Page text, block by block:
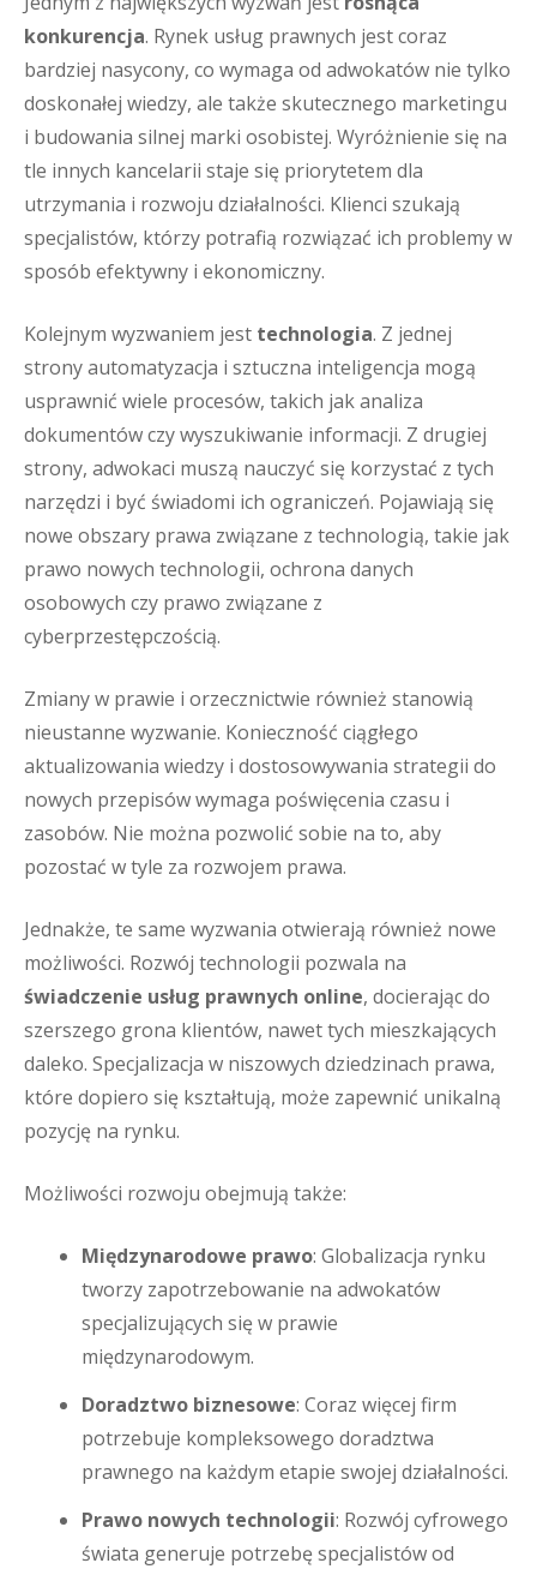
konkurencja. Rynek usług prawnych jest coraz
bardziej nasycony, co wymaga od adwokatów nie tylko
doskonałej wiedzy, ale także skutecznego marketingu
i budowania silnej marki osobistej. Wyróżnienie się na
tle innych kancelarii staje się priorytetem dla
utrzymania i rozwoju działalności. Klienci szukają
specjalistów, którzy potrafią rozwiązać ich problemy w
sposób efektywny i ekonomiczny.
Kolejnym wyzwaniem jest technologia. Z jednej
strony automatyzacja i sztuczna inteligencja mogą
usprawnić wiele procesów, takich jak analiza
dokumentów czy wyszukiwanie informacji. Z drugiej
strony, adwokaci muszą nauczyć się korzystać z tych
narzędzi i być świadomi ich ograniczeń. Pojawiają się
nowe obszary prawa związane z technologią, takie jak
prawo nowych technologii, ochrona danych
osobowych czy prawo związane z
cyberprzestępczością.
Zmiany w prawie i orzecznictwie również stanowią
nieustanne wyzwanie. Konieczność ciągłego
aktualizowania wiedzy i dostosowywania strategii do
nowych przepisów wymaga poświęcenia czasu i
zasobów. Nie można pozwolić sobie na to, aby
pozostać w tyle za rozwojem prawa.
Jednakże, te same wyzwania otwierają również nowe
możliwości. Rozwój technologii pozwala na
świadczenie usług prawnych online, docierając do
szerszego grona klientów, nawet tych mieszkających
daleko. Specjalizacja w niszowych dziedzinach prawa,
które dopiero się kształtują, może zapewnić unikalną
pozycję na rynku.
Możliwości rozwoju obejmują także:
Międzynarodowe prawo: Globalizacja rynku
tworzy zapotrzebowanie na adwokatów
specjalizujących się w prawie
międzynarodowym.
Doradztwo biznesowe: Coraz więcej firm
potrzebuje kompleksowego doradztwa
prawnego na każdym etapie swojej działalności.
Prawo nowych technologii: Rozwój cyfrowego
świata generuje potrzebę specjalistów od